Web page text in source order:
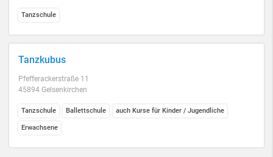
Tanzschule
Tanzkubus
Pfefferackerstraße 11
45894 Gelsenkirchen
Tanzschule Ballettschule auch Kurse für Kinder / Jugendliche
Erwachsene